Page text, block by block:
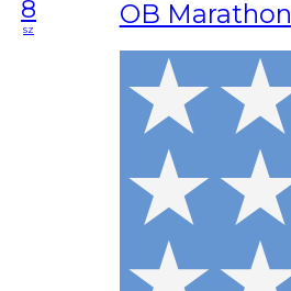
8
sz OB Marathon